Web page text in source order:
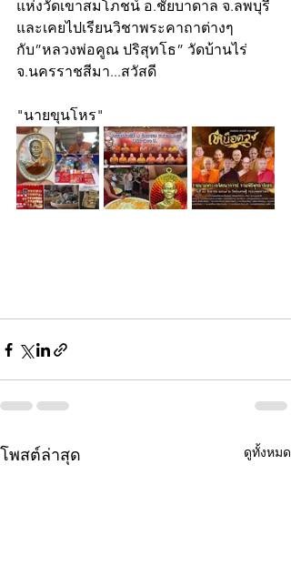
แห่งวัดเขาสมโภชน์ อ.ชัยบาดาล จ.ลพบุรี
และเคยไปเรียนวิชาพระคาถาต่างๆ
กับ”หลวงพ่อคูณ ปริสุทโธ” วัดบ้านไร่
จ.นครราชสีมา...สวัสดี
"นายขุนโหร"
โพสต์ล่าสุด ดูทั้งหมด